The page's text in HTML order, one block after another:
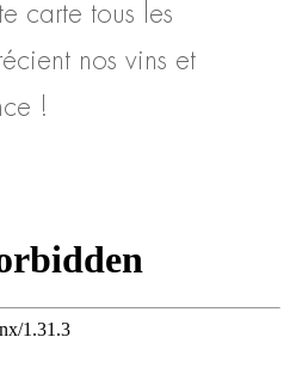
carte tous les
nos vins et
!